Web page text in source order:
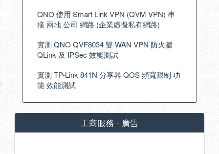
QNO 使用 Smart Link VPN (QVM VPN) 串
接 兩地 公司 網路 (企業虛擬私有網路)
實測 QNO QVF8034 雙 WAN VPN 防火牆
QLink 及 IPSec 效能測試
實測 TP-Link 841N 分享器 QOS 頻寬限制 功
能 效能測試
工商服務 - 廣告